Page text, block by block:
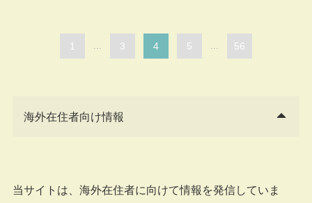
1 ... 3 4 5 ... 56
海外在住者向け情報
当サイトは、海外在住者に向けて情報を発信していま